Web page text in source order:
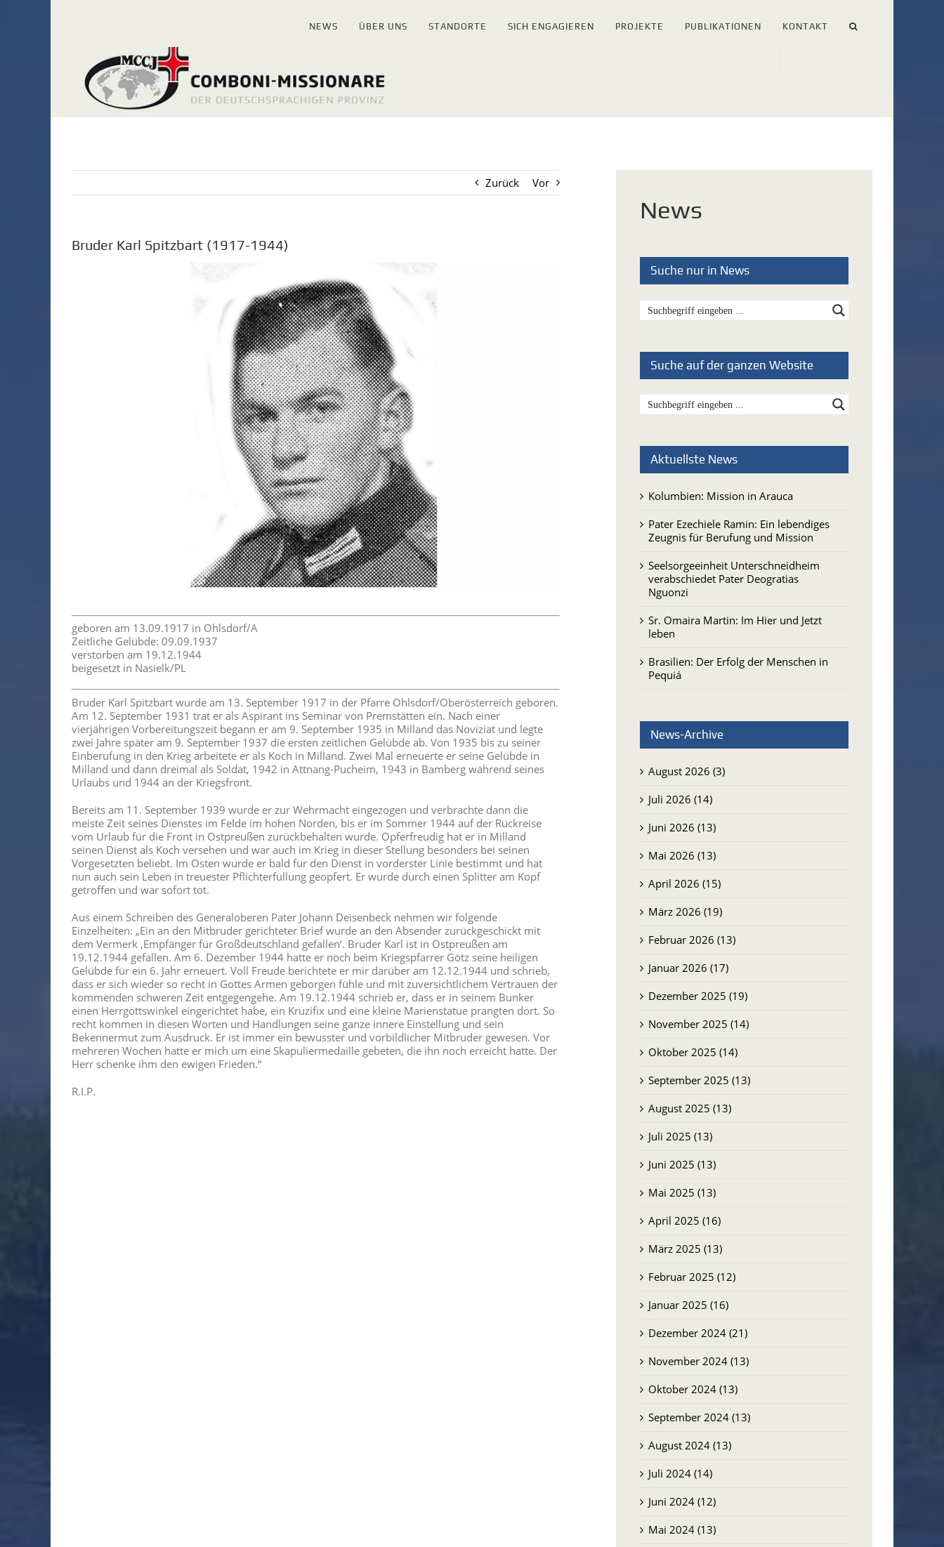
NEWS ÜBER UNS STANDORTE SICH ENGAGIEREN PROJEKTE PUBLIKATIONEN KONTAKT
Zurück Vor
Bruder Karl Spitzbart (1917-1944)
geboren am 13.09.1917 in Ohlsdorf/A
Zeitliche Gelübde: 09.09.1937
verstorben am 19.12.1944
beigesetzt in Nasielk/PL
Bruder Karl Spitzbart wurde am 13. September 1917 in der Pfarre Ohlsdorf/Oberösterreich geboren.
Am 12. September 1931 trat er als Aspirant ins Seminar von Premstätten ein. Nach einer
vierjährigen Vorbereitungszeit begann er am 9. September 1935 in Milland das Noviziat und legte
zwei Jahre später am 9. September 1937 die ersten zeitlichen Gelübde ab. Von 1935 bis zu seiner
Einberufung in den Krieg arbeitete er als Koch in Milland. Zwei Mal erneuerte er seine Gelübde in
Milland und dann dreimal als Soldat, 1942 in Attnang-Pucheim, 1943 in Bamberg während seines
Urlaubs und 1944 an der Kriegsfront.
Bereits am 11. September 1939 wurde er zur Wehrmacht eingezogen und verbrachte dann die
meiste Zeit seines Dienstes im Felde im hohen Norden, bis er im Sommer 1944 auf der Rückreise
vom Urlaub für die Front in Ostpreußen zurückbehalten wurde. Opferfreudig hat er in Milland
seinen Dienst als Koch versehen und war auch im Krieg in dieser Stellung besonders bei seinen
Vorgesetzten beliebt. Im Osten wurde er bald für den Dienst in vorderster Linie bestimmt und hat
nun auch sein Leben in treuester Pflichterfüllung geopfert. Er wurde durch einen Splitter am Kopf
getroffen und war sofort tot.
Aus einem Schreiben des Generaloberen Pater Johann Deisenbeck nehmen wir folgende
Einzelheiten: „Ein an den Mitbruder gerichteter Brief wurde an den Absender zurückgeschickt mit
dem Vermerk ‚Empfänger für Großdeutschland gefallen‘. Bruder Karl ist in Ostpreußen am
19.12.1944 gefallen. Am 6. Dezember 1944 hatte er noch beim Kriegspfarrer Götz seine heiligen
Gelübde für ein 6. Jahr erneuert. Voll Freude berichtete er mir darüber am 12.12.1944 und schrieb,
dass er sich wieder so recht in Gottes Armen geborgen fühle und mit zuversichtlichem Vertrauen der
kommenden schweren Zeit entgegengehe. Am 19.12.1944 schrieb er, dass er in seinem Bunker
einen Herrgottswinkel eingerichtet habe, ein Kruzifix und eine kleine Marienstatue prangten dort. So
recht kommen in diesen Worten und Handlungen seine ganze innere Einstellung und sein
Bekennermut zum Ausdruck. Er ist immer ein bewusster und vorbildlicher Mitbruder gewesen. Vor
mehreren Wochen hatte er mich um eine Skapuliermedaille gebeten, die ihn noch erreicht hatte. Der
Herr schenke ihm den ewigen Frieden.“
R.I.P.
News
Suche nur in News
Suche auf der ganzen Website
Aktuellste News
Kolumbien: Mission in Arauca
Pater Ezechiele Ramin: Ein lebendiges
Zeugnis für Berufung und Mission
Seelsorgeeinheit Unterschneidheim
verabschiedet Pater Deogratias
Nguonzi
Sr. Omaira Martin: Im Hier und Jetzt
leben
Brasilien: Der Erfolg der Menschen in
Pequiá
News-Archive
August 2026 (3)
Juli 2026 (14)
Juni 2026 (13)
Mai 2026 (13)
April 2026 (15)
März 2026 (19)
Februar 2026 (13)
Januar 2026 (17)
Dezember 2025 (19)
November 2025 (14)
Oktober 2025 (14)
September 2025 (13)
August 2025 (13)
Juli 2025 (13)
Juni 2025 (13)
Mai 2025 (13)
April 2025 (16)
März 2025 (13)
Februar 2025 (12)
Januar 2025 (16)
Dezember 2024 (21)
November 2024 (13)
Oktober 2024 (13)
September 2024 (13)
August 2024 (13)
Juli 2024 (14)
Juni 2024 (12)
Mai 2024 (13)